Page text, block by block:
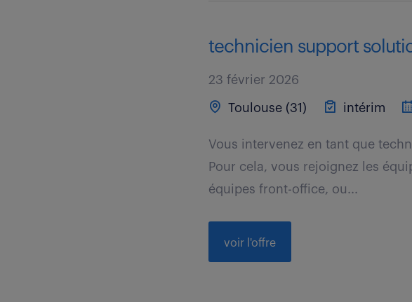
technicien support
23 février 2026
Toulouse (31) intérim
Vous intervenez en tant que
Pour cela, vous rejoignez les
équipes front-office, ou...
voir l'offre